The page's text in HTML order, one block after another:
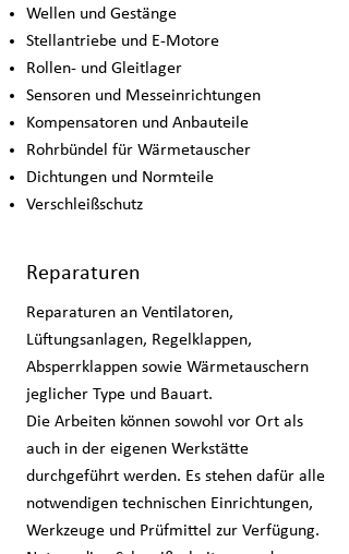
Wellen und Gestänge
Stellantriebe und E-Motore
Rollen- und Gleitlager
Sensoren und Messeinrichtungen
Kompensatoren und Anbauteile
Rohrbündel für Wärmetauscher
Dichtungen und Normteile
Verschleißschutz
Reparaturen
Reparaturen an Ventilatoren,
Lüftungsanlagen, Regelklappen,
Absperrklappen sowie Wärmetauschern
jeglicher Type und Bauart.
Die Arbeiten können sowohl vor Ort als
auch in der eigenen Werkstätte
durchgeführt werden. Es stehen dafür alle
notwendigen technischen Einrichtungen,
Werkzeuge und Prüfmittel zur Verfügung.